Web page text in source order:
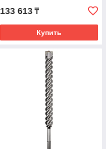
133 613 ₸
Купить